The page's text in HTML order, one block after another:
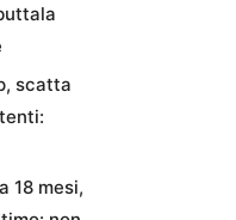
scatta
18 mesi,